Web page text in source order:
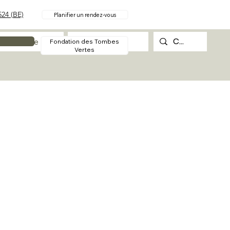
(BE) Planifier un rendez-vous
Contact
Fondation des Tombes
Vertes